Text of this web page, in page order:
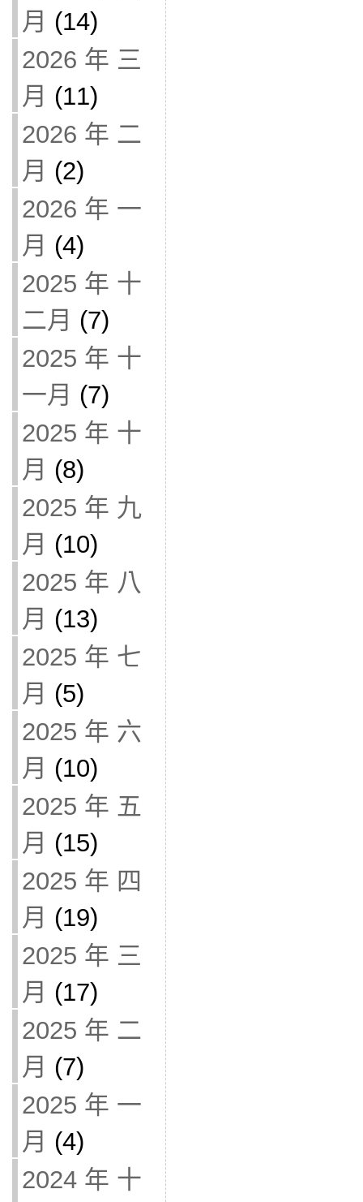
月 (14)
2026 年 三
月 (11)
2026 年 二
月 (2)
2026 年 一
月 (4)
2025 年 十
二月 (7)
2025 年 十
一月 (7)
2025 年 十
月 (8)
2025 年 九
月 (10)
2025 年 八
月 (13)
2025 年 七
月 (5)
2025 年 六
月 (10)
2025 年 五
月 (15)
2025 年 四
月 (19)
2025 年 三
月 (17)
2025 年 二
月 (7)
2025 年 一
月 (4)
2024 年 十